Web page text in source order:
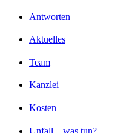
Antworten
Aktuelles
Team
Kanzlei
Kosten
Unfall – was tun?